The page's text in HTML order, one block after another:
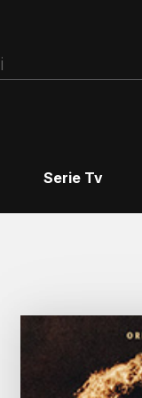
Serie Tv